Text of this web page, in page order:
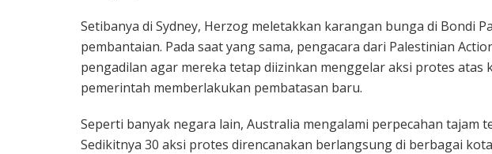
Setibanya di Sydney, Herzog meletakkan karangan bunga di Bondi
pembantaian. Pada saat yang sama, pengacara dari Palestinian
pengadilan agar mereka tetap diizinkan menggelar aksi protes
pemerintah memberlakukan pembatasan baru.
Seperti banyak negara lain, Australia mengalami perpecahan tajam
Sedikitnya 30 aksi protes direncanakan berlangsung di berbagai